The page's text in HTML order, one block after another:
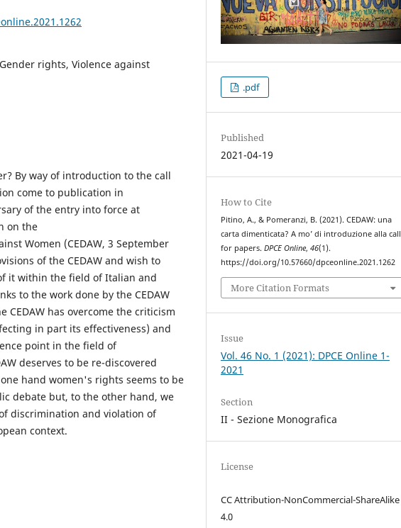
rights, Violence against
By way of introduction to the call
come to publication in
of the entry into force at
on the
Women (CEDAW, 3 September
of the CEDAW and wish to
it within the field of Italian and
to the work done by the CEDAW
CEDAW has overcome the criticism
in part its effectiveness) and
point in the field of
deserves to be re-discovered
hand women's rights seems to be
debate but, to the other hand, we
discrimination and violation of
context.
.pdf
Published
2021-04-19
How to Cite
Pitino, A., & Pomeranzi, B. (2021). CEDAW: una
carta dimenticata? A mo’ di introduzione alla call
for papers.DPCE Online,46(1).
https://doi.org/10.57660/dpceonline.2021.1262
More Citation Formats
Issue
Vol. 46 No. 1 (2021): DPCE Online 1-
2021
Section
II - Sezione Monografica
License
CC Attribution-NonCommercial-ShareAlike
4.0